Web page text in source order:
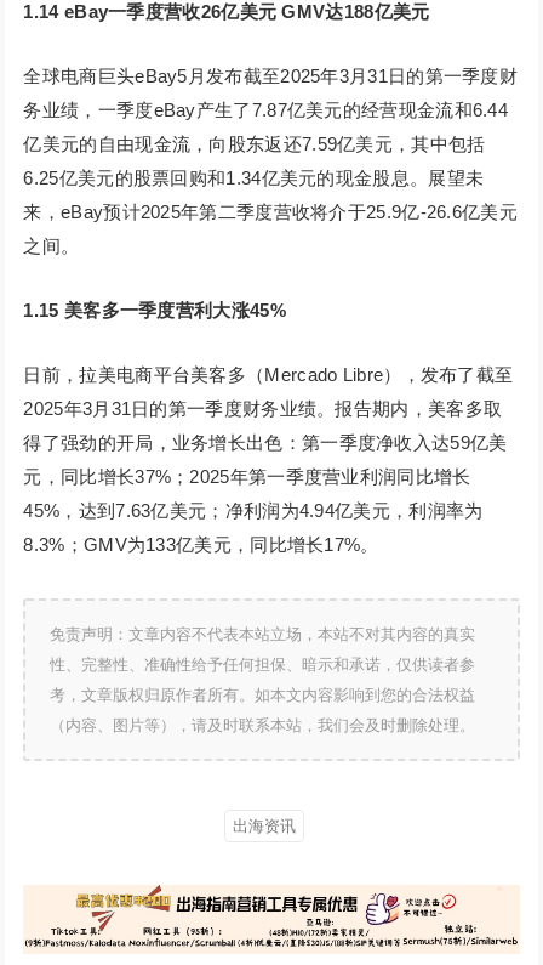
1.14 eBay一季度营收26亿美元 GMV达188亿美元
全球电商巨头eBay5月发布截至2025年3月31日的第一季度财
务业绩，一季度eBay产生了7.87亿美元的经营现金流和6.44
亿美元的自由现金流，向股东返还7.59亿美元，其中包括
6.25亿美元的股票回购和1.34亿美元的现金股息。展望未
来，eBay预计2025年第二季度营收将介于25.9亿-26.6亿美元
之间。
1.15 美客多一季度营利大涨45%
日前，拉美电商平台美客多（Mercado Libre），发布了截至
2025年3月31日的第一季度财务业绩。报告期内，美客多取
得了强劲的开局，业务增长出色：第一季度净收入达59亿美
元，同比增长37%；2025年第一季度营业利润同比增长
45%，达到7.63亿美元；净利润为4.94亿美元，利润率为
8.3%；GMV为133亿美元，同比增长17%。
免责声明：文章内容不代表本站立场，本站不对其内容的真实
性、完整性、准确性给予任何担保、暗示和承诺，仅供读者参
考，文章版权归原作者所有。如本文内容影响到您的合法权益
（内容、图片等），请及时联系本站，我们会及时删除处理。
出海资讯